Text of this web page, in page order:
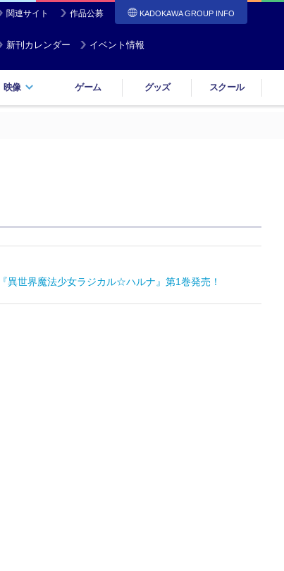
関連サイト 作品公募 KADOKAWA GROUP INFO
新刊カレンダー イベント情報
映像 ゲーム グッズ スクール
異世界魔法少女ラジカル☆ハルナ』第1巻発売！